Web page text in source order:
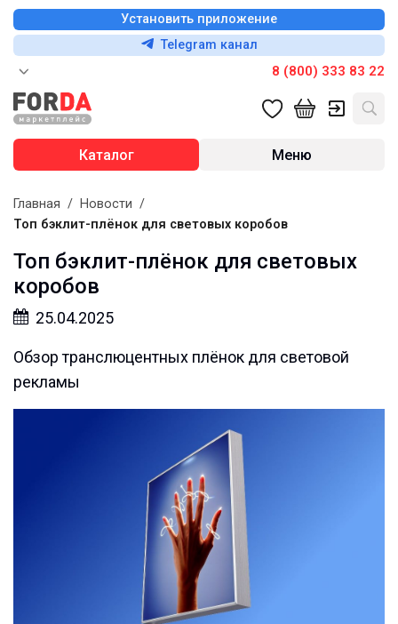
Установить приложение
Telegram канал
8 (800) 333 83 22
Каталог Меню
Главная / Новости /
Топ бэклит-плёнок для световых коробов
Топ бэклит-плёнок для световых
коробов
25.04.2025
Обзор транслюцентных плёнок для световой
рекламы